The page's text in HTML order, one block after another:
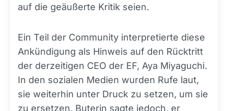
auf die geäußerte Kritik seien.
Ein Teil der Community interpretierte diese
Ankündigung als Hinweis auf den Rücktritt
der derzeitigen CEO der EF, Aya Miyaguchi.
In den sozialen Medien wurden Rufe laut,
sie weiterhin unter Druck zu setzen, um sie
zu ersetzen. Buterin sagte jedoch, er